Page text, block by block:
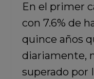
En el primer
con 7.6% de
quince años
diariamente,
superado por